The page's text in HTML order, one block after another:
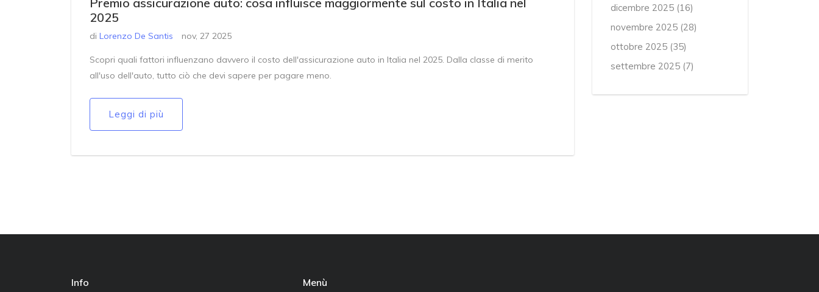
2025
di Lorenzo De Santis nov, 27 2025
Scopri quali fattori influenzano davvero il costo dell'assicurazione auto in Italia nel 2025. Dalla classe di merito
all'uso dell'auto, tutto ciò che devi sapere per pagare meno.
Leggi di più
dicembre 2025 (16)
novembre 2025 (28)
ottobre 2025 (35)
settembre 2025 (7)
Info Menù